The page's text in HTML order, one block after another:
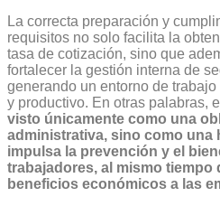
La correcta preparación y
requisitos no solo facilita la
tasa de cotización, sino que
fortalecer la gestión interna de
generando un entorno de
y productivo. En otras palabras, el
visto únicamente como una
administrativa, sino como una
impulsa la prevención y el
trabajadores, al mismo tiempo
beneficios económicos a las